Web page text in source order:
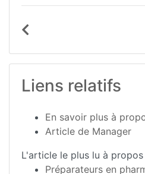
Liens relatifs
En savoir plus à
Article de Manager
L'article le plus lu à
Préparateurs en